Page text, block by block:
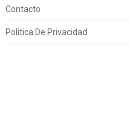
Contacto
Politica De Privacidad